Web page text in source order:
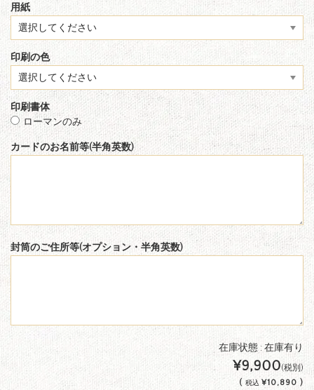
用紙
印刷の色
印刷書体
ローマンのみ
カードのお名前等(半角英数)
封筒のご住所等(オプション・半角英数)
在庫状態 : 在庫有り
¥9,900(税別)
( 税込 ¥10,890 )